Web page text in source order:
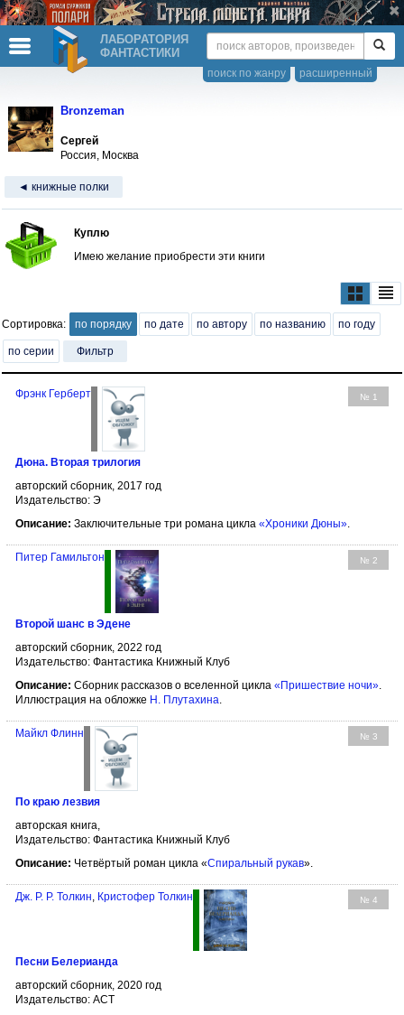
ЛАБОРАТОРИЯ
ФАНТАСТИКИ
расширенный
поиск по жанру
Bronzeman
Сергей
Россия, Москва
◄ книжные полки
Куплю
Имею желание приобрести эти книги
Сортировка: по порядку по дате по автору по названию по году
по серии Фильтр
№ 1
Фрэнк Герберт
Дюна. Вторая трилогия
авторский сборник, 2017 год
Издательство: Э
Описание: Заключительные три романа цикла «Хроники Дюны».
№ 2
Питер Гамильтон
Второй шанс в Эдене
авторский сборник, 2022 год
Издательство: Фантастика Книжный Клуб
Описание: Сборник рассказов о вселенной цикла «Пришествие ночи»
Иллюстрация на обложке Н. Плутахина
№ 3
Майкл Флинн
По краю лезвия
авторская книга,
Издательство: Фантастика Книжный Клуб
Описание: Четвёртый роман цикла «Спиральный рукав».
№ 4
Дж. Р. Р. Толкин Кристофер Толкин
Песни Белерианда
авторский сборник, 2020 год
Издательство: АСТ